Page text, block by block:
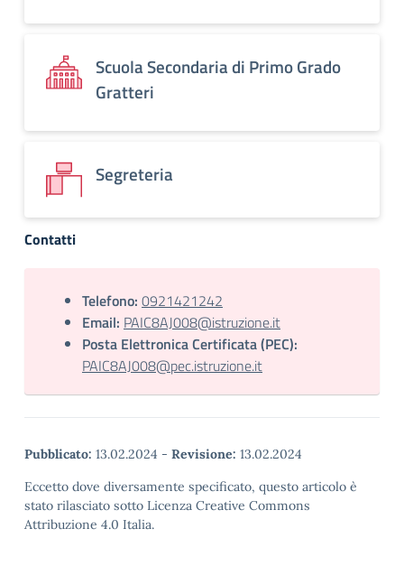
Scuola Secondaria di Primo Grado
Gratteri
Segreteria
Contatti
Telefono: 0921421242
Email: PAIC8AJ008@istruzione.it
Posta Elettronica Certificata (PEC):
PAIC8AJ008@pec.istruzione.it
Pubblicato: 13.02.2024 - Revisione: 13.02.2024
Eccetto dove diversamente specificato, questo articolo è
stato rilasciato sotto Licenza Creative Commons
Attribuzione 4.0 Italia.